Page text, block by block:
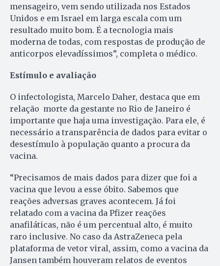
mensageiro, vem sendo utilizada nos Estados
Unidos e em Israel em larga escala com um
resultado muito bom. É a tecnologia mais
moderna de todas, com respostas de produção de
anticorpos elevadíssimos”, completa o médico.
Estímulo e avaliação
O infectologista, Marcelo Daher, destaca que em
relação morte da gestante no Rio de Janeiro é
importante que haja uma investigação. Para ele, é
necessário a transparência de dados para evitar o
desestímulo à população quanto a procura da
vacina.
“Precisamos de mais dados para dizer que foi a
vacina que levou a esse óbito. Sabemos que
reações adversas graves acontecem. Já foi
relatado com a vacina da Pfizer reações
anafiláticas, não é um percentual alto, é muito
raro inclusive. No caso da AstraZeneca pela
plataforma de vetor viral, assim, como a vacina da
Jansen também houveram relatos de eventos